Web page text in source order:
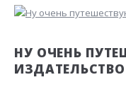
НУ ОЧЕНЬ
ИЗДАТЕЛЬСТВО